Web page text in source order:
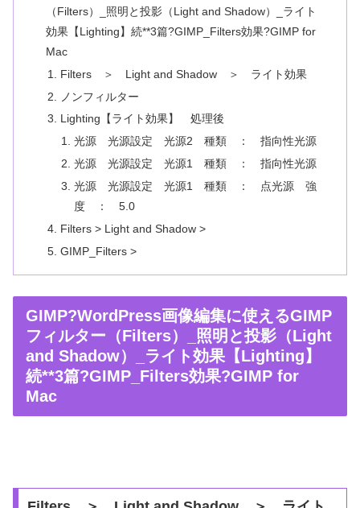
（Filters）_照明と投影（Light and Shadow）_ライト
効果【Lighting】続**3篇?GIMP_Filters効果?GIMP for
Mac
Filters ＞ Light and Shadow ＞ ライト効果
ノンフィルター
Lighting【ライト効果】 処理後
光源 光源設定 光源2 種類 ： 指向性光源
光源 光源設定 光源1 種類 ： 指向性光源
光源 光源設定 光源1 種類 ： 点光源 強
度 ： 5.0
Filters > Light and Shadow >
GIMP_Filters >
GIMP?WordPress画像編集に使えるGIMP
フィルター（Filters）_照明と投影（Light
and Shadow）_ライト効果【Lighting】
続**3篇?GIMP_Filters効果?GIMP for
Mac